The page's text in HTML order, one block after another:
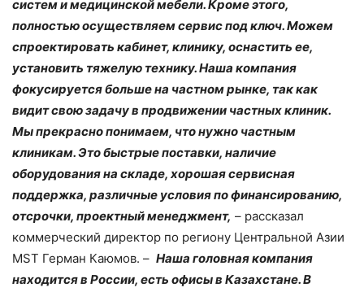
систем и медицинской мебели. Кроме этого,
полностью осуществляем сервис под ключ. Можем
спроектировать кабинет, клинику, оснастить ее,
установить тяжелую технику. Наша компания
фокусируется больше на частном рынке, так как
видит свою задачу в продвижении частных клиник.
Мы прекрасно понимаем, что нужно частным
клиникам. Это быстрые поставки, наличие
оборудования на складе, хорошая сервисная
поддержка, различные условия по финансированию,
отсрочки, проектный менеджмент, – рассказал
коммерческий директор по региону Центральной Азии
MST Герман Каюмов. – Наша головная компания
находится в России, есть офисы в Казахстане. В